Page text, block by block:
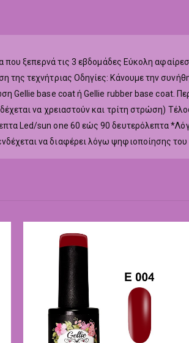
που ξεπερνά τις 3 εβδομάδες Εύκολη
της τεχνήτριας Οδηγίες: Κάνουμε την
Gellie base coat ή Gellie rubber base coat.
να χρειαστούν και τρίτη στρώση)
Led/sun one 60 εώς 90 δευτερόλεπτα
να διαφέρει λόγω ψηφιοποίησης